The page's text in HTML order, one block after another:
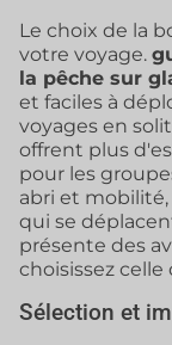
Le choix de la
votre voyage.
la pêche sur
et faciles à
voyages en
offrent plus
pour les
abri et
qui se
présente des
choisissez celle
Sélection et